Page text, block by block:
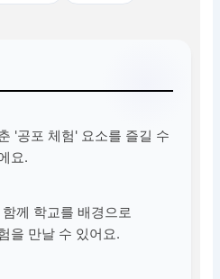
'공포 체험' 요소를 즐길 수
요.
께 학교를 배경으로
을 만날 수 있어요.